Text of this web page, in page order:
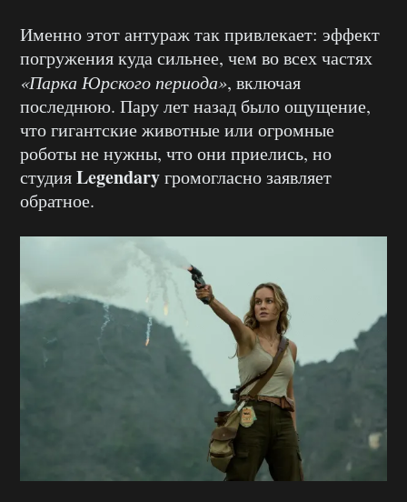
Именно этот антураж так привлекает: эффект
погружения куда сильнее, чем во всех частях
«Парка Юрского периода», включая
последнюю. Пару лет назад было ощущение,
что гигантские животные или огромные
роботы не нужны, что они приелись, но
студияLegendaryгромогласно заявляет
обратное.